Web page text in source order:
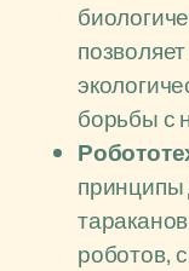
борьбы с
принципы
роботов,